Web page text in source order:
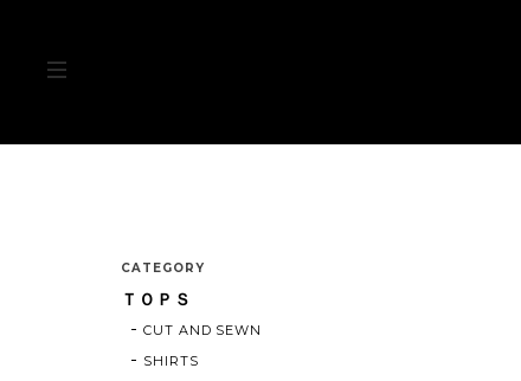
CATEGORY
ＴＯＰＳ
CUT AND SEWN
SHIRTS